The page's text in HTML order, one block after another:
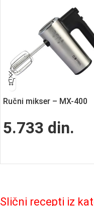
Ručni mikser – MX-400
5.733 din.
Slični recepti iz